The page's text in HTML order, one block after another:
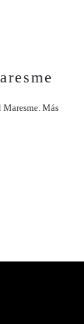
Maresme. Más